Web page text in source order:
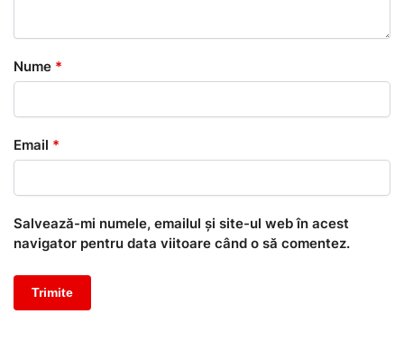
Nume *
Email *
Salvează-mi numele, emailul și site-ul web în acest
navigator pentru data viitoare când o să comentez.